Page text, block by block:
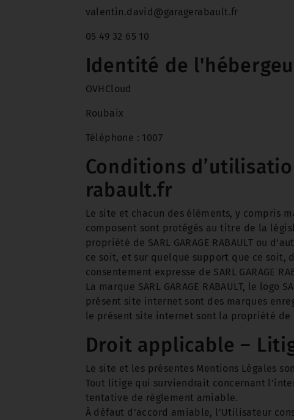
valentin.david@garagerabault.fr
05 49 32 65 10
Identité de
OVHCloud
Roubaix
Téléphone : 1007
Conditions
rabault.fr
Le site et chacun des éléments, y compris
composent sont protégés au titre de la
propriété de SARL GARAGE RABAULT ou
ce soit, et sur quelque support que ce soit,
consentement expresse de SARL GARAGE
La marque SARL GARAGE RABAULT, le logo
présent site internet sont des marques
le présent site internet sont la propriété
Droit applicable –
Le site et les présentes Mentions Légales
Tout litige qui surviendrait concernant
tentative de règlement amiable.
À défaut d’accord amiable, l’Utilisateur